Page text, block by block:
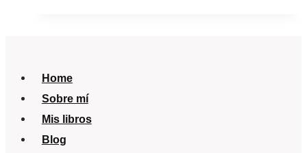
Home
Sobre mí
Mis libros
Blog